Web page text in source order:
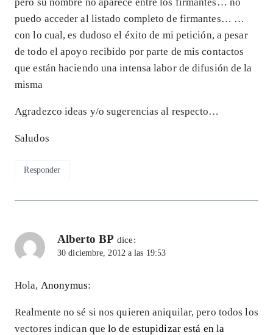
puedo acceder al listado completo de firmantes… …
con lo cual, es dudoso el éxito de mi petición, a pesar
de todo el apoyo recibido por parte de mis contactos
que están haciendo una intensa labor de difusión de la
misma
Agradezco ideas y/o sugerencias al respecto…
Saludos
Responder
Alberto BP dice:
30 diciembre, 2012 a las 19:53
Hola, Anonymus:
Realmente no sé si nos quieren aniquilar, pero todos los
vectores indican quelo de estupidizar está en la